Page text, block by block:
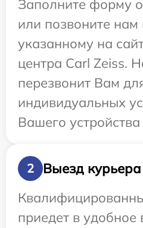
Заполните форму
или позвоните нам
указанному на
центра Carl Zeiss.
перезвонит Вам
индивидуальных
Вашего
2
Выезд
приедет в удобное